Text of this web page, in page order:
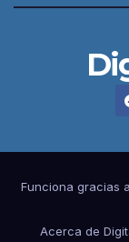
Funciona gracias
Acerca de